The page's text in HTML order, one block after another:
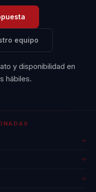
equipo
y disponibilidad en
hábiles.
→
→
→